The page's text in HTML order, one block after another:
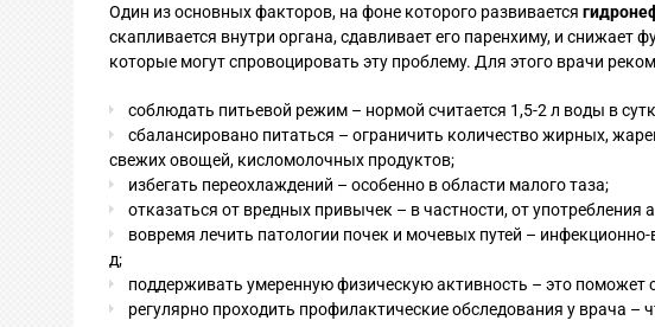
Один из основных факторов, на фоне которого развивается
скапливается внутри органа, сдавливает его паренхиму, и
которые могут спровоцировать эту проблему. Для этого врачи
соблюдать питьевой режим – нормой считается 1,5-2 л воды в
сбалансировано питаться – ограничить количество жирных,
свежих овощей, кисломолочных продуктов;
избегать переохлаждений – особенно в области малого таза;
отказаться от вредных привычек – в частности, от употребления
вовремя лечить патологии почек и мочевых путей –
д;
поддерживать умеренную физическую активность – это поможет
регулярно проходить профилактические обследования у врача –